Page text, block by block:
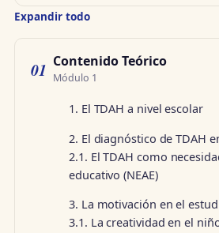
Expandir todo
01 Contenido Teórico
Módulo 1
1. El TDAH a nivel escolar
2. El diagnóstico de TDAH
2.1. El TDAH como
educativo (NEAE)
3. La motivación en el
3.1. La creatividad en el